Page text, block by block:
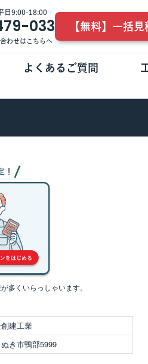
日9:00-18:00
033
わせはこちらへ
【無料】一括
よくあるご質問
多くいらっしゃいます。
建工業
き市鴨部5999